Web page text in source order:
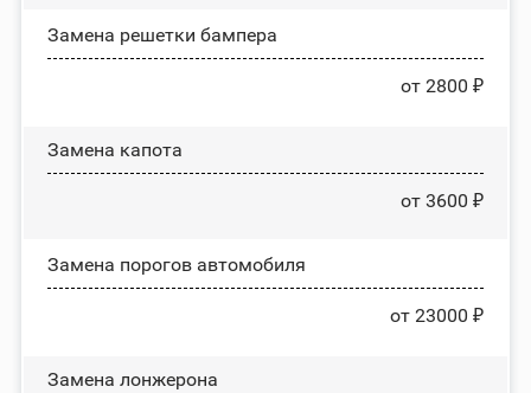
Замена решетки бампера
от 2800 ₽
Замена капота
от 3600 ₽
Замена порогов автомобиля
от 23000 ₽
Замена лонжерона